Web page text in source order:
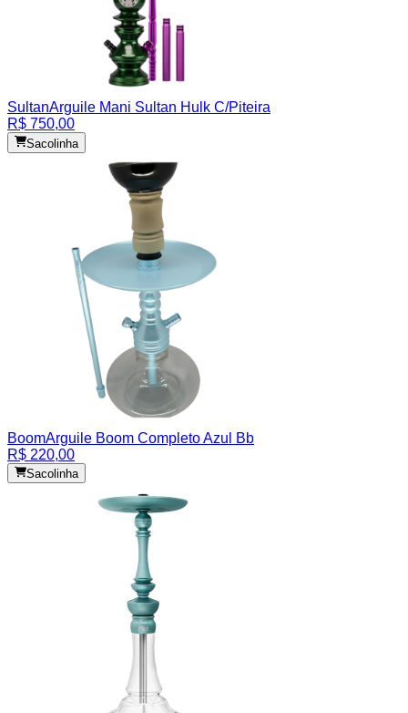
SultanArguile Mani Sultan Hulk C/Piteira
R$ 750,00
Sacolinha
BoomArguile Boom Completo Azul Bb
R$ 220,00
Sacolinha